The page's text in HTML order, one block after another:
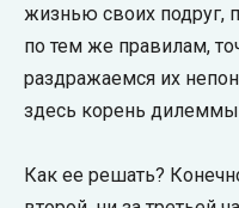
жизнью своих подруг,
по тем же правилам,
раздражаемся их
здесь корень
Как ее решать?